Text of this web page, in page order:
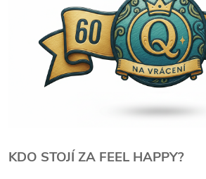
KDO STOJÍ ZA FEEL HAPPY?